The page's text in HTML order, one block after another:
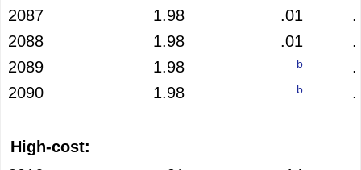
2087
1.98 .01
2088
1.98 .01
2089
1.98 b
2090
1.98 b
High-cost: